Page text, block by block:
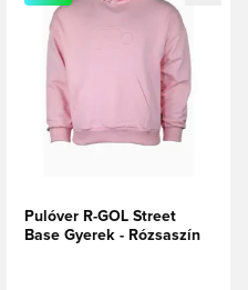
Pulóver R-GOL Street
Base Gyerek - Rózsaszín